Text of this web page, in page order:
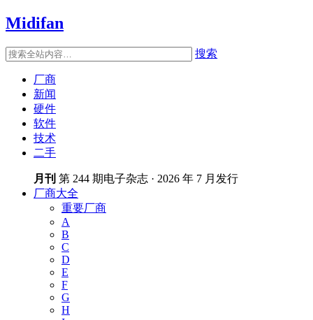
Midifan
搜索
厂商
新闻
硬件
软件
技术
二手
月刊 第 244 期电子杂志 · 2026 年 7 月发行
厂商大全
重要厂商
A
B
C
D
E
F
G
H